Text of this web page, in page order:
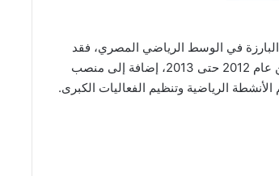
في الوسط الرياضي المصري، فقد
شغل منصب وزير الرياضة في حكومة الدكتور هشام قنديل خلال الفترة من عام 2012 حتى 2013، إضافة إلى منصب
الرياضية وتنظيم الفعاليات الكبرى.